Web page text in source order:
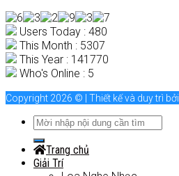
Users Today : 480
This Month : 5307
This Year : 141770
Who's Online : 5
Copyright 2026 © | Thiết kế và duy trì bởi
Trang chủ
Giải Trí